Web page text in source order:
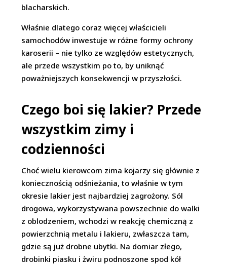
blacharskich.
Właśnie dlatego coraz więcej właścicieli
samochodów inwestuje w różne formy ochrony
karoserii – nie tylko ze względów estetycznych,
ale przede wszystkim po to, by uniknąć
poważniejszych konsekwencji w przyszłości.
Czego boi się lakier? Przede
wszystkim zimy i
codzienności
Choć wielu kierowcom zima kojarzy się głównie z
koniecznością odśnieżania, to właśnie w tym
okresie lakier jest najbardziej zagrożony. Sól
drogowa, wykorzystywana powszechnie do walki
z oblodzeniem, wchodzi w reakcję chemiczną z
powierzchnią metalu i lakieru, zwłaszcza tam,
gdzie są już drobne ubytki. Na domiar złego,
drobinki piasku i żwiru podnoszone spod kół